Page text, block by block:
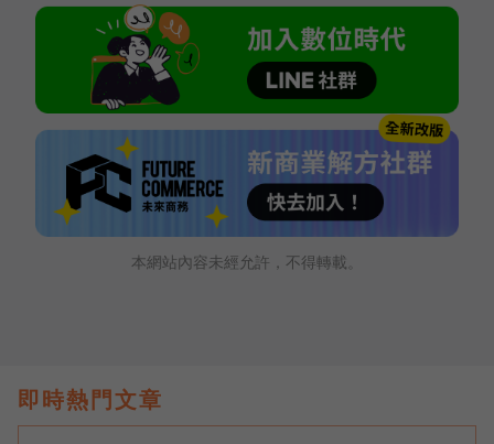
本網站內容未經允許，不得轉載。
即時熱門文章